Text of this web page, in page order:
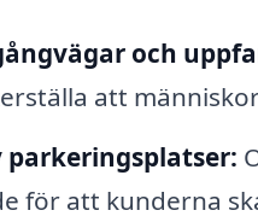
och
att
parkeringsplatser:
för att kunderna